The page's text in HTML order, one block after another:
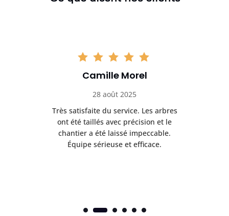
Camille Morel
28 août 2025
Très satisfaite du service. Les arbres
ont été taillés avec précision et le
chantier a été laissé impeccable.
Équipe sérieuse et efficace.